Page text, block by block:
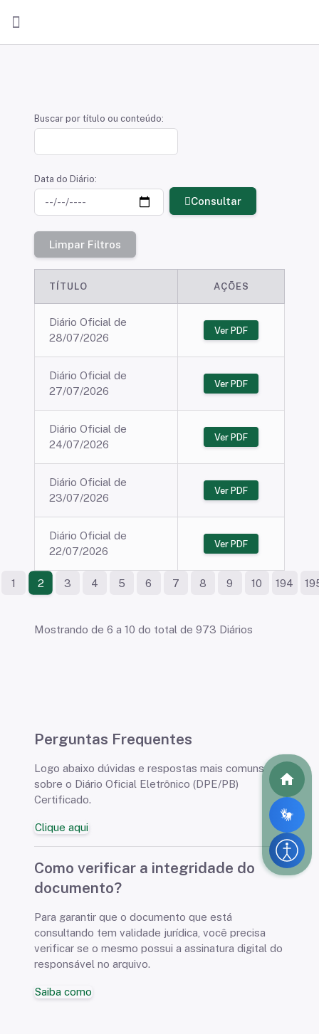
Oficial Eletrônico
Buscar por título ou conteúdo:
Data do Diário:
Consultar
Limpar Filtros
TÍTULO AÇÕES
Diário Oficial de
28/07/2026
Ver PDF
Diário Oficial de
27/07/2026
Ver PDF
Diário Oficial de
24/07/2026
Ver PDF
Diário Oficial de
23/07/2026
Ver PDF
Diário Oficial de
22/07/2026
Ver PDF
1 2 3 4 5 6 7 8 9 10 194
Mostrando de 6 a 10 do total de 973 Diários
Perguntas Frequentes
Logo abaixo dúvidas e respostas mais comuns
sobre o Diário Oficial Eletrônico (DPE/PB)
Certificado.
Clique aqui
Como verificar a integridade do
documento?
Para garantir que o documento que está
consultando tem validade jurídica, você precisa
verificar se o mesmo possui a assinatura digital do
responsável no arquivo.
Saiba como